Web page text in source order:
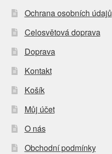
Ochrana osobních údajů
Celosvětová doprava
Doprava
Kontakt
Košík
Můj účet
O nás
Obchodní podmínky